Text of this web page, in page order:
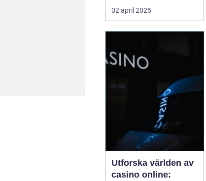
det är en möjlighet att
återknyta kontakten med
Oavsett om det handlar
om en kort
skogspromenad eller...
02 april 2025
Utforska världen av
casino online: